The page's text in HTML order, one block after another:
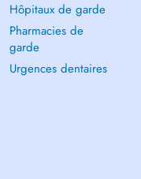
Hôpitaux de garde
Pharmacies de
garde
Urgences dentaires